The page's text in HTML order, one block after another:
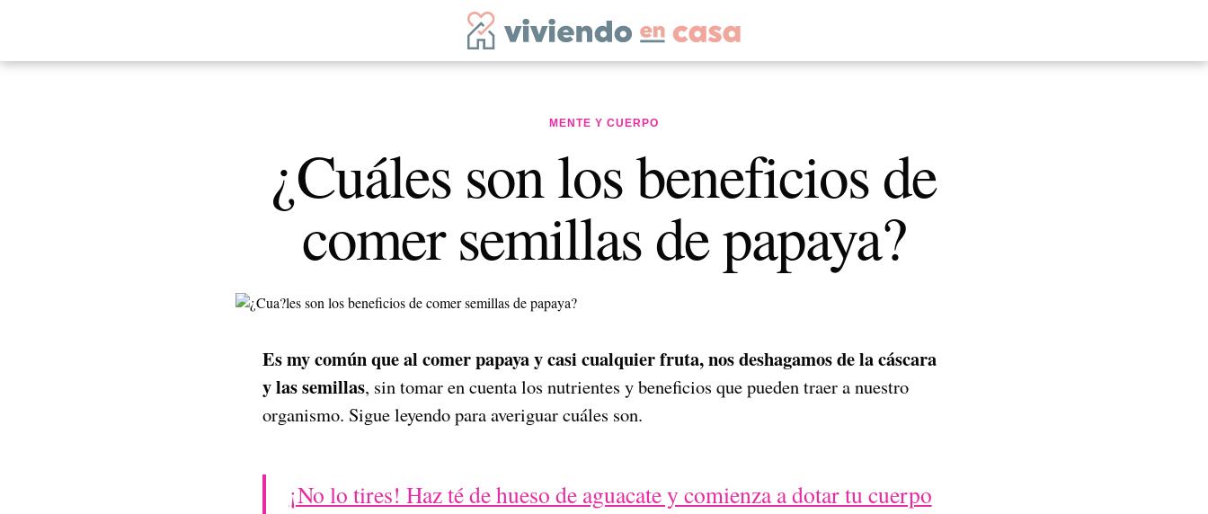
MENTE Y CUERPO
¿Cuáles son los beneficios de
comer semillas de papaya?
Es my común que al comer papaya y casi cualquier fruta, nos deshagamos de la cáscara
y las semillas, sin tomar en cuenta los nutrientes y beneficios que pueden traer a nuestro
organismo. Sigue leyendo para averiguar cuáles son.
¡No lo tires! Haz té de hueso de aguacate y comienza a dotar tu cuerpo